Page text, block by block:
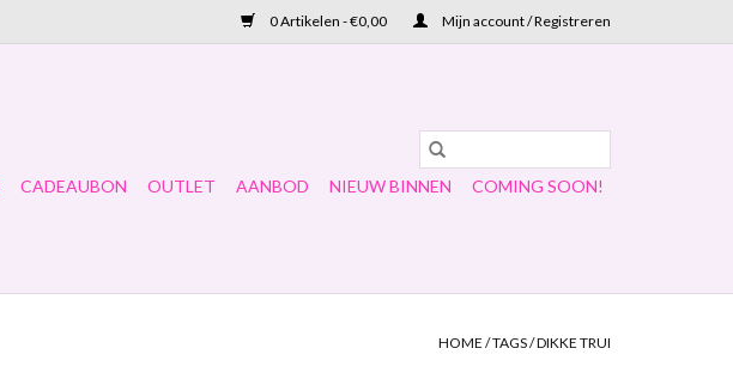
0 Artikelen - €0,00 Mijn account / Registreren
CADEAUBON OUTLET AANBOD NIEUW BINNEN COMING SOON!
HOME /TAGS/DIKKE TRUI